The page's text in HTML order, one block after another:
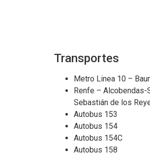
Transportes
Metro Linea 10 –
Renfe – Alcobendas-
Sebastián de los
Autobus 153
Autobus 154
Autobus 154C
Autobus 158